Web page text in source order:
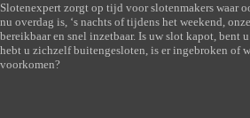
Slotenexpert zorgt op tijd voor slotenmakers waar
nu overdag is, ‘s nachts of tijdens het weekend,
bereikbaar en snel inzetbaar. Is uw slot kapot, bent
hebt u zichzelf buitengesloten, is er ingebroken of
voorkomen?